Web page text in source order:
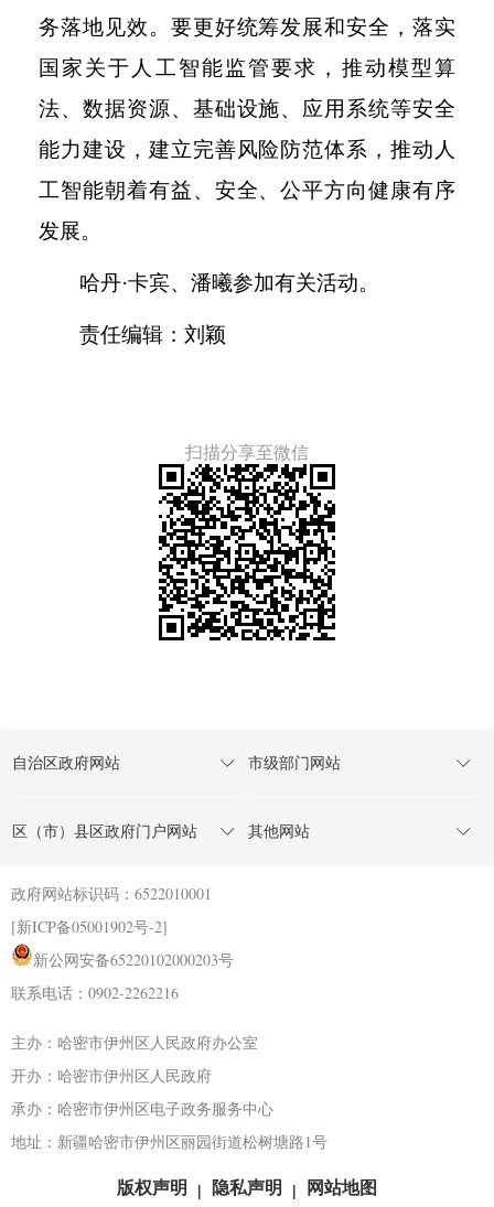
务落地见效。要更好统筹发展和安全，落实
国家关于人工智能监管要求，推动模型算
法、数据资源、基础设施、应用系统等安全
能力建设，建立完善风险防范体系，推动人
工智能朝着有益、安全、公平方向健康有序
发展。
哈丹·卡宾、潘曦参加有关活动。
责任编辑：刘颖
扫描分享至微信
自治区政府网站 市级部门网站
区（市）县区政府门户网站 其他网站
政府网站标识码：6522010001
[新ICP备05001902号-2]
新公网安备65220102000203号
联系电话：0902-2262216
主办：哈密市伊州区人民政府办公室
开办：哈密市伊州区人民政府
承办：哈密市伊州区电子政务服务中心
地址：新疆哈密市伊州区丽园街道松树塘路1号
版权声明 | 隐私声明 | 网站地图